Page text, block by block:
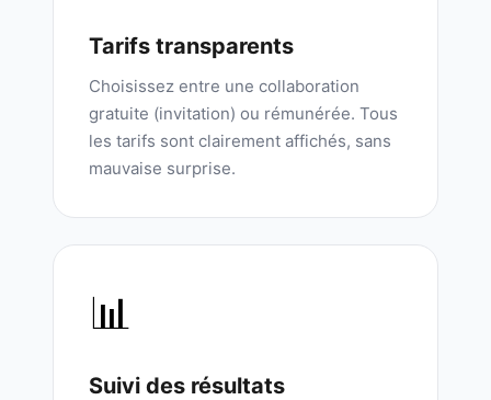
Tarifs transparents
Choisissez entre une collaboration
gratuite (invitation) ou rémunérée. Tous
les tarifs sont clairement affichés, sans
mauvaise surprise.
📊
Suivi des résultats